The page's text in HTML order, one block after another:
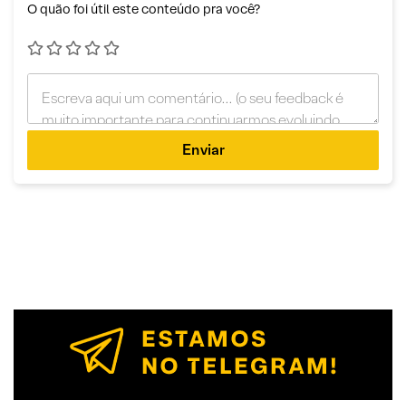
O quão foi útil este conteúdo pra você?
Enviar